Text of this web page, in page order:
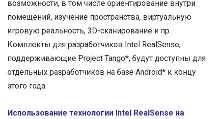
возможности, в том числе ориентирование внутри
помещений, изучение пространства, виртуальную
игровую реальность, 3D-сканирование и пр.
Комплекты для разработчиков Intel RealSense,
поддерживающие Project Tango*, будут доступны для
отдельных разработчиков на базе Android* к концу
этого года.
Использование технологии Intel RealSense на